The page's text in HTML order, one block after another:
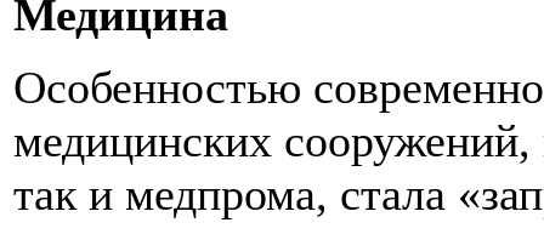
Медицина
Особенностью
медицинских сооружений,
так и медпрома, стала